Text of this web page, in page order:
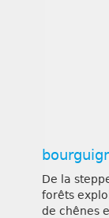
De la
forêts
de chênes